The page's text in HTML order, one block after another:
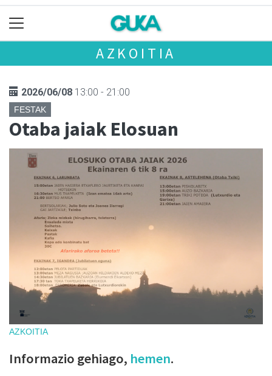
AZKOITIA
2026/06/08 13:00 - 21:00
FESTAK
Otaba jaiak Elosuan
AZKOITIA
Informazio gehiago, hemen.